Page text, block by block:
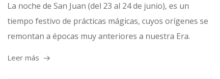
La noche de San Juan (del 23 al 24 de junio), es un
tiempo festivo de prácticas mágicas, cuyos orígenes se
remontan a épocas muy anteriores a nuestra Era.
Leer más